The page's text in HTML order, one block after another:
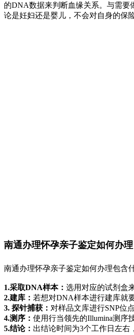
的DNA数据来判断血缘关系。与需要
论是妊妇还是婴儿，不会对自身的保
南通办理怀孕亲子鉴定如何办理
南通办理怀孕亲子鉴定如何办理包含
1.采取DNA样本： 选用对应的试剂盒
2.建库： 若想对DNA样本进行建库就
3. 探针捕获： 对样品文库进行SNP位
4.测序： 使用行当领先的Illumina测序
5.结论： 出结论时间为3个工作日左右